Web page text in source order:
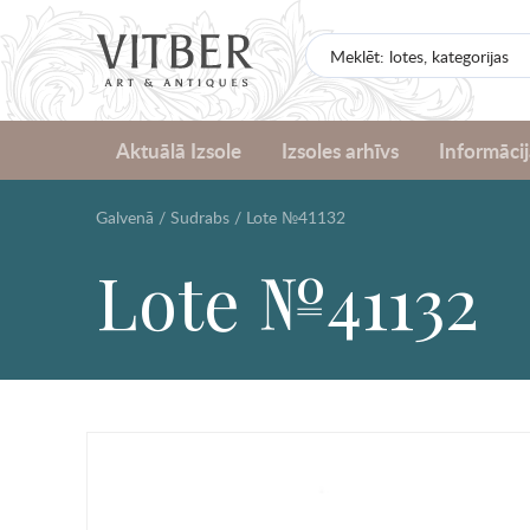
Aktuālā Izsole Izsoles arhīvs
Galvenā / Sudrabs / Lote №41132
Lote №41132